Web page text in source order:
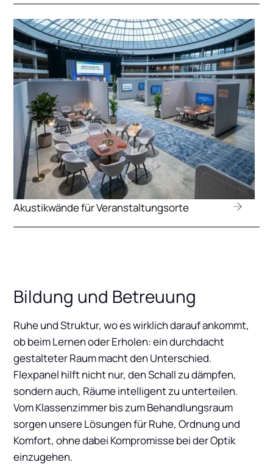
Akustikwände für Veranstaltungsorte
Bildung und Betreuung
Ruhe und Struktur, wo es wirklich darauf ankommt,
ob beim Lernen oder Erholen: ein durchdacht
gestalteter Raum macht den Unterschied.
Flexpanel hilft nicht nur, den Schall zu dämpfen,
sondern auch, Räume intelligent zu unterteilen.
Vom Klassenzimmer bis zum Behandlungsraum
sorgen unsere Lösungen für Ruhe, Ordnung und
Komfort, ohne dabei Kompromisse bei der Optik
einzugehen.